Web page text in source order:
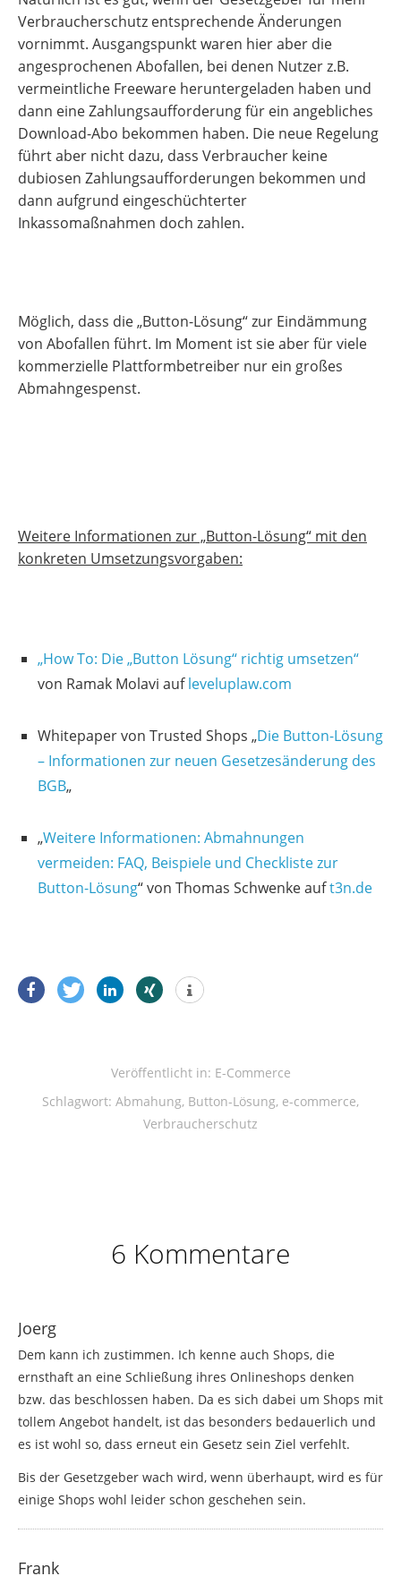
Verbraucherschutz entsprechende Änderungen
vornimmt. Ausgangspunkt waren hier aber die
angesprochenen Abofallen, bei denen Nutzer z.B.
vermeintliche Freeware heruntergeladen haben und
dann eine Zahlungsaufforderung für ein angebliches
Download-Abo bekommen haben. Die neue Regelung
führt aber nicht dazu, dass Verbraucher keine
dubiosen Zahlungsaufforderungen bekommen und
dann aufgrund eingeschüchterter
Inkassomaßnahmen doch zahlen.
Möglich, dass die „Button-Lösung“ zur Eindämmung
von Abofallen führt. Im Moment ist sie aber für viele
kommerzielle Plattformbetreiber nur ein großes
Abmahngespenst.
Weitere Informationen zur „Button-Lösung“ mit den
konkreten Umsetzungsvorgaben:
„How To: Die „Button Lösung“ richtig umsetzen“
von Ramak Molavi aufleveluplaw.com
Whitepaper von Trusted Shops „Die Button-Lösung
– Informationen zur neuen Gesetzesänderung des
BGB„
„Weitere Informationen: Abmahnungen
vermeiden: FAQ, Beispiele und Checkliste zur
Button-Lösung“ von Thomas Schwenke auft3n.de
Veröffentlicht in: E-Commerce
Schlagwort: Abmahung, Button-Lösung, e-commerce,
Verbraucherschutz
6 Kommentare
Joerg
Dem kann ich zustimmen. Ich kenne auch Shops, die
ernsthaft an eine Schließung ihres Onlineshops denken
bzw. das beschlossen haben. Da es sich dabei um Shops mit
tollem Angebot handelt, ist das besonders bedauerlich und
es ist wohl so, dass erneut ein Gesetz sein Ziel verfehlt.
Bis der Gesetzgeber wach wird, wenn überhaupt, wird es für
einige Shops wohl leider schon geschehen sein.
Frank